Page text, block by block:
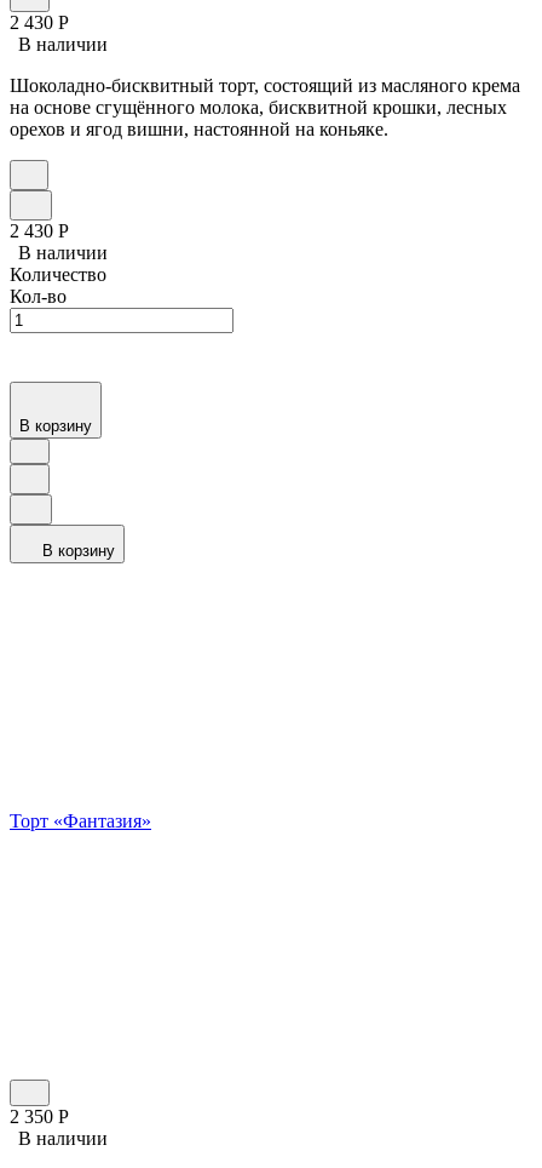
2 430 Р
В наличии
Шоколадно-бисквитный торт, состоящий из масляного крема
на основе сгущённого молока, бисквитной крошки, лесных
орехов и ягод вишни, настоянной на коньяке.
2 430 Р
В наличии
Количество
Кол-во
В корзину
В корзину
Торт «Фантазия»
2 350 Р
В наличии